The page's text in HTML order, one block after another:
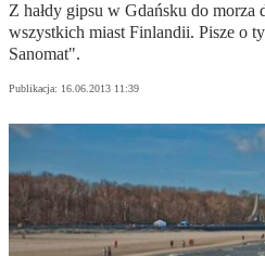
Z hałdy gipsu w Gdańsku do morza
wszystkich miast Finlandii. Pisze o
Sanomat".
Publikacja: 16.06.2013 11:39